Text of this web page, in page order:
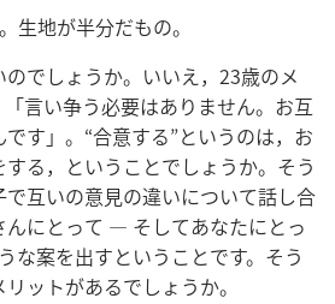
生地が半分だもの。
でしょうか。いいえ，23歳のメ
言い争う必要はありません。お互
す」。“合意する”というのは，お
る，ということでしょうか。そう
互いの意見の違いについて話し合
んにとって ― そしてあなたにとっ
な案を出すということです。そう
ットがあるでしょうか。